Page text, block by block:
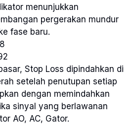
menunjukkan
pergerakan mundur
fase baru.
Stop Loss dipindahkan di
setelah penutupan setiap
dengan memindahkan
sinyal yang berlawanan
AO, AC, Gator.